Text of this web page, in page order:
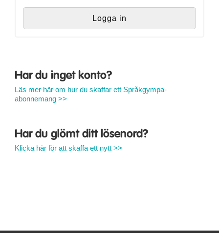
Har du inget konto?
Läs mer här om hur du skaffar ett Språkgympa-
abonnemang >>
Har du glömt ditt lösenord?
Klicka här för att skaffa ett nytt >>